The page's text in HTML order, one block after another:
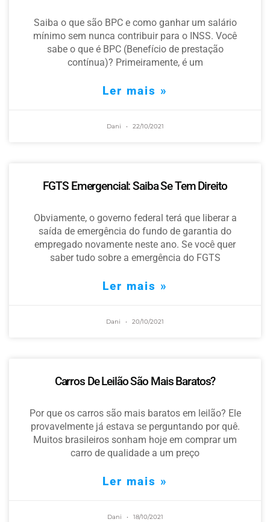
Saiba o que são BPC e como ganhar um salário
mínimo sem nunca contribuir para o INSS. Você
sabe o que é BPC (Benefício de prestação
contínua)? Primeiramente, é um
Ler mais »
Dani 22/10/2021
FGTS Emergencial: Saiba Se Tem Direito
Obviamente, o governo federal terá que liberar a
saída de emergência do fundo de garantia do
empregado novamente neste ano. Se você quer
saber tudo sobre a emergência do FGTS
Ler mais »
Dani 20/10/2021
Carros De Leilão São Mais Baratos?
Por que os carros são mais baratos em leilão? Ele
provavelmente já estava se perguntando por quê.
Muitos brasileiros sonham hoje em comprar um
carro de qualidade a um preço
Ler mais »
Dani 18/10/2021